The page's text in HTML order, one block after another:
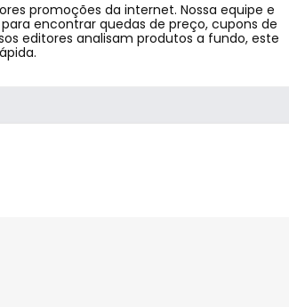
promoções da internet. Nossa equipe e
encontrar quedas de preço, cupons de
editores analisam produtos a fundo, este